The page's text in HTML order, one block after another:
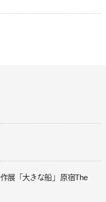
展「大きな船」 原宿The